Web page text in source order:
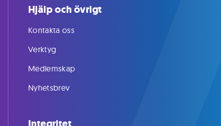
Hjälp och övrigt
Kontakta oss
Verktyg
Medlemskap
Nyhetsbrev